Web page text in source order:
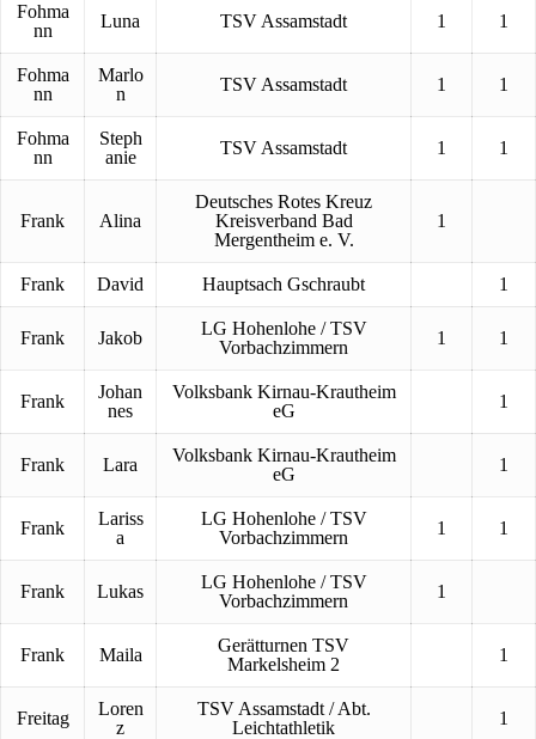
Fohma
nn
Luna TSV Assamstadt 1 1
Fohma
nn
Marlo
n
TSV Assamstadt 1 1
Fohma
nn
Steph
anie
TSV Assamstadt 1 1
Frank Alina
Deutsches Rotes Kreuz
Kreisverband Bad
Mergentheim e. V.
1
Frank David Hauptsach Gschraubt 1
Frank Jakob
LG Hohenlohe / TSV
Vorbachzimmern
1 1
Frank
Johan
nes
Volksbank Kirnau-Krautheim
eG
1
Frank Lara
Volksbank Kirnau-Krautheim
eG
1
Frank
Lariss
a
LG Hohenlohe / TSV
Vorbachzimmern
1 1
Frank Lukas
LG Hohenlohe / TSV
Vorbachzimmern
1
Frank Maila
Gerätturnen TSV
Markelsheim 2
1
Freitag
Loren
z
TSV Assamstadt / Abt.
Leichtathletik
1